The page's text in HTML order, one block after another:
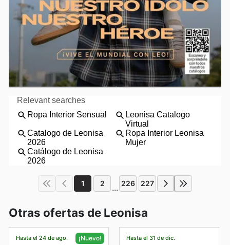
1 2 ... 226 227
Otras ofertas de Leonisa
Hasta el 24 de ago. ¡Nuevo! Hasta el 31 de dic.